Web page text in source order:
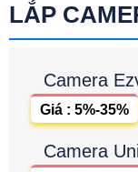
LẮP
Camera
Giá : 5%-35%
Camera